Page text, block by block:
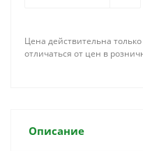
Цена действительна
отличаться от цен в
Описание